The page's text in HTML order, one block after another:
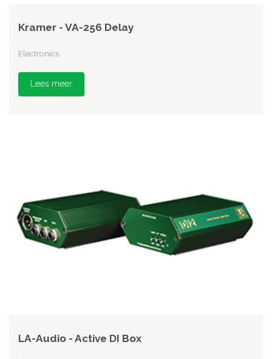
Kramer - VA-256 Delay
Electronics
Lees meer
LA-Audio - Active DI Box